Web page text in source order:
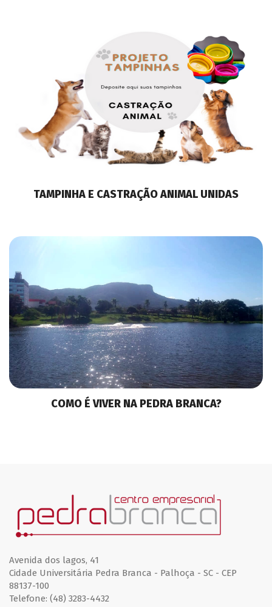
TAMPINHA E CASTRAÇÃO ANIMAL UNIDAS
COMO É VIVER NA PEDRA BRANCA?
Avenida dos lagos, 41
Cidade Universitária Pedra Branca - Palhoça - SC - CEP
88137-100
Telefone: (48) 3283-4432